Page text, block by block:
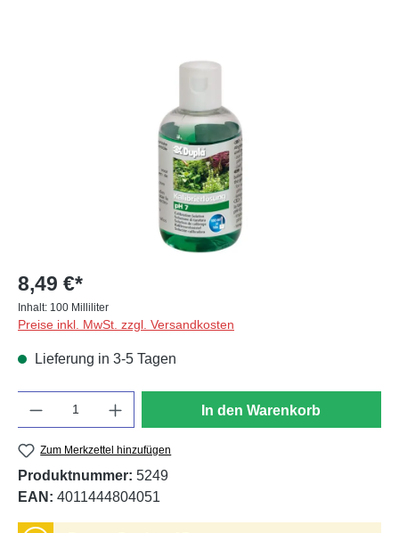
Bildergalerie überspringen
8,49 €*
Inhalt: 100 Milliliter
Preise inkl. MwSt. zzgl. Versandkosten
Lieferung in 3-5 Tagen
In den Warenkorb
Zum Merkzettel hinzufügen
Produktnummer: 5249
EAN: 4011444804051